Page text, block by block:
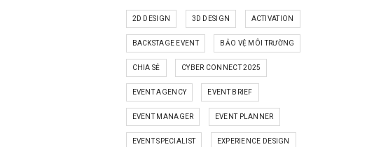
2D DESIGN 3D DESIGN ACTIVATION
BACKSTAGE EVENT BẢO VỆ MÔI TRƯỜNG
CHIA SẺ CYBER CONNECT 2025
EVENT AGENCY EVENT BRIEF
EVENT MANAGER EVENT PLANNER
EVENT SPECIALIST EXPERIENCE DESIGN